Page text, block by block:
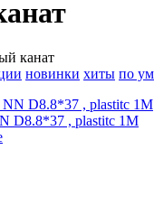
канат
новинки хиты по
D8.8*37 , plastitc 1M